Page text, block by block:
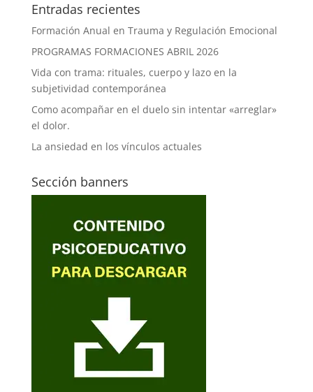
Entradas recientes
Formación Anual en Trauma y Regulación Emocional
PROGRAMAS FORMACIONES ABRIL 2026
Vida con trama: rituales, cuerpo y lazo en la
subjetividad contemporánea
Como acompañar en el duelo sin intentar «arreglar»
el dolor.
La ansiedad en los vínculos actuales
Sección banners